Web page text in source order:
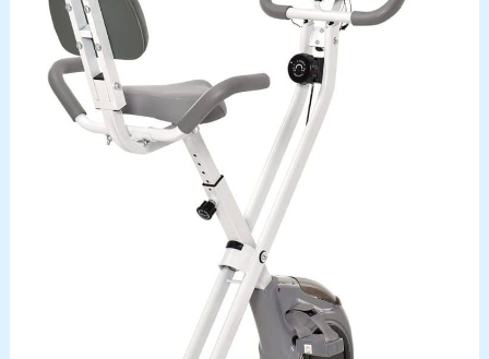
rencontrez des problèmes lors de l'utilisation de
votre vélo d'appartement, n'hésitez pas à nous
contacter. Notre équipe dédiée répondra à vos
questions sous 16 heures et vous proposera des
solutions. Nous recueillons continuellement les
retours de nos utilisateurs et optimisons nos
services afin de vous offrir une expérience
d'entraînement optimale.